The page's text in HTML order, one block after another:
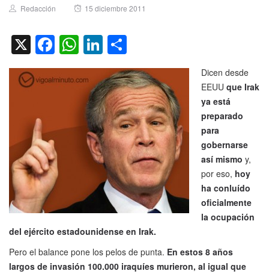
Author
Redacción
Posted
15 diciembre 2011
X Facebook
WhatsApp
LinkedIn
Dicen desde
EEUU que Irak
ya está
preparado
para
gobernarse
así mismo y,
por eso, hoy
ha conluído
oficialmente
la ocupación
del ejército estadounidense en Irak.
Pero el balance pone los pelos de punta. En estos 8 años
largos de invasión 100.000 iraquíes murieron, al igual que